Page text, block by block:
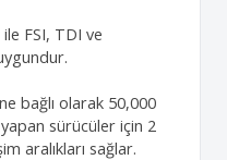
FSI, TDI ve
bağlı olarak 50,000
sürücüler için 2
aralıkları sağlar.